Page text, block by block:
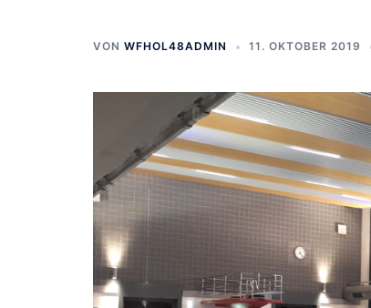
VON WFHOL48ADMIN 11. OKTOBER 2019